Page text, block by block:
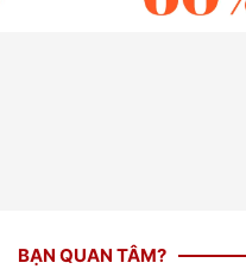
BẠN QUAN TÂM?